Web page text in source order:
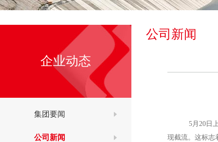
企业动态
集团要闻
公司新闻
公司新闻
5月20日
现截流。这标志